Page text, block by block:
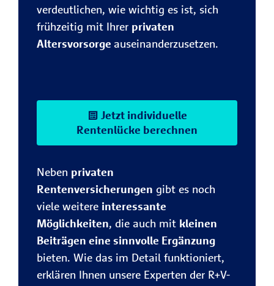
verdeutlichen, wie wichtig es ist, sich
frühzeitig mit Ihrer privaten
Altersvorsorge auseinanderzusetzen.
Jetzt individuelle
Rentenlücke berechnen
Neben privaten
Rentenversicherungen gibt es noch
viele weitere interessante
Möglichkeiten, die auch mit kleinen
Beiträgen eine sinnvolle Ergänzung
bieten. Wie das im Detail funktioniert,
erklären Ihnen unsere Experten der R+V-